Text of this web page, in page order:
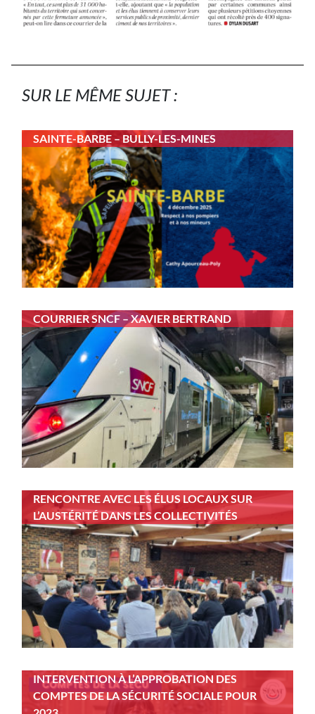
SUR LE MÊME SUJET :
SAINTE-BARBE – BULLY-LES-MINES
COURRIER SNCF – XAVIER BERTRAND
RENCONTRE AVEC LES ÉLUS LOCAUX SUR
L’AUSTÉRITÉ DANS LES COLLECTIVITÉS
INTERVENTION À L’APPROBATION DES
COMPTES DE LA SÉCURITÉ SOCIALE POUR